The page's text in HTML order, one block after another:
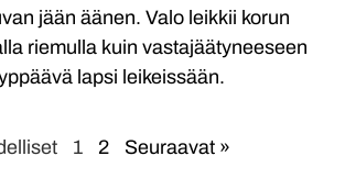
jään äänen. Valo leikkii korun
riemulla kuin vastajäätyneeseen
lapsi leikeissään.
1 2 Seuraavat »